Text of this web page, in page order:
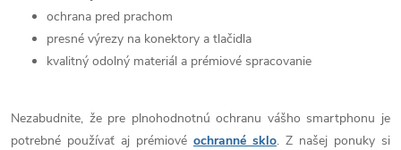
ochrana pred prachom
presné výrezy na konektory a tlačidla
kvalitný odolný materiál a prémiové spracovanie
Nezabudnite, že pre plnohodnotnú ochranu vášho smartphonu je
potrebné používať aj prémiové ochranné sklo. Z našej ponuky si